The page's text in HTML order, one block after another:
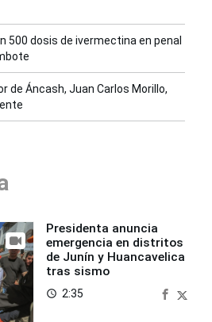
500 dosis de ivermectina en penal
de Áncash, Juan Carlos Morillo,
Presidenta anuncia
emergencia en distritos
de Junín y Huancavelica
tras sismo
access_time 2:35